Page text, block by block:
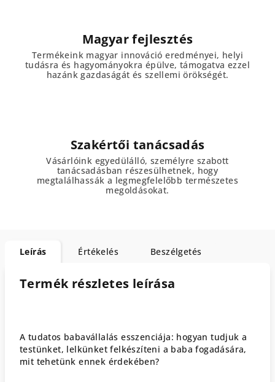
Magyar fejlesztés
Termékeink magyar innováció eredményei, helyi
tudásra és hagyományokra épülve, támogatva ezzel
hazánk gazdaságát és szellemi örökségét.
Szakértői tanácsadás
Vásárlóink egyedülálló, személyre szabott
tanácsadásban részesülhetnek, hogy
megtalálhassák a legmegfelelőbb természetes
megoldásokat.
Leírás Értékelés Beszélgetés
Termék részletes leírása
A tudatos babavállalás esszenciája: hogyan tudjuk a
testünket, lelkünket felkészíteni a baba fogadására,
mit tehetünk ennek érdekében?